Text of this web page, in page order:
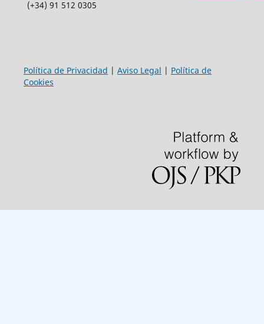
(+34) 91 512 0305
Política de Privacidad | Aviso Legal | Política de
Cookies